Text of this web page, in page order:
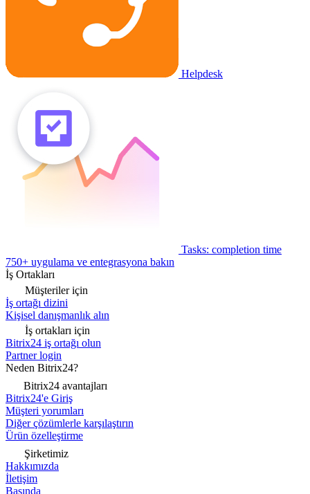
Helpdesk
Tasks: completion time
750+ uygulama ve entegrasyona bakın
İş Ortakları
Müşteriler için
İş ortağı dizini
Kişisel danışmanlık alın
İş ortakları için
Bitrix24 iş ortağı olun
Partner login
Neden Bitrix24?
Bitrix24 avantajları
Bitrix24'e Giriş
Müşteri yorumları
Diğer çözümlerle karşılaştırın
Ürün özelleştirme
Şirketimiz
Hakkımızda
İletişim
Basında